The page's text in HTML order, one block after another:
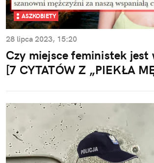
ASZKOBIETY
28 lipca 2023, 15:20
Czy miejsce feministek jest
[7 CYTATÓW Z „PIEKŁA